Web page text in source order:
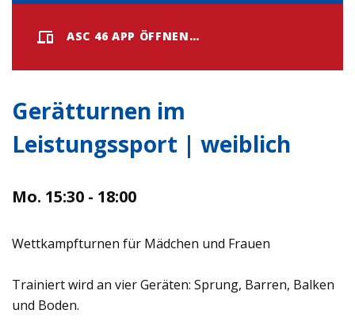
ASC 46 APP ÖFFNEN…
Gerätturnen im
Leistungssport | weiblich
Mo. 15:30 - 18:00
Wettkampfturnen für Mädchen und Frauen
Trainiert wird an vier Geräten: Sprung, Barren, Balken
und Boden.